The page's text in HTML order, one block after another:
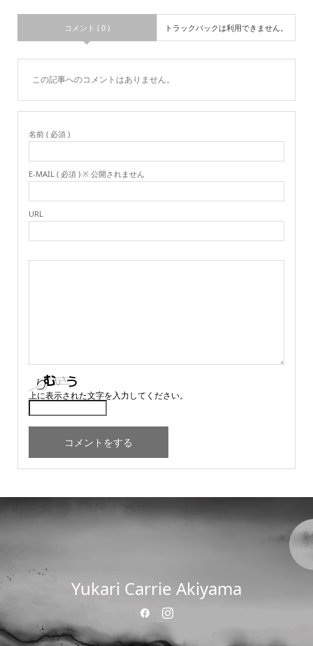
コメント ( 0 ) トラックバックは利用できません。
この記事へのコメントはありません。
名前 ( 必須 )
E-MAIL ( 必須 ) ※ 公開されません
URL
上に表示された文字を入力してください。
Yukari Carrie Akiyama